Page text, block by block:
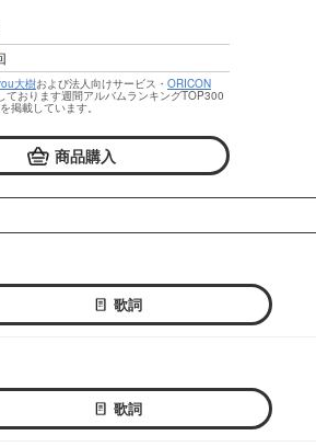
大樹および法人向けサービス・ ORICON
ております週間アルバムランキングTOP300
掲載しています。
商品購入
歌詞
歌詞